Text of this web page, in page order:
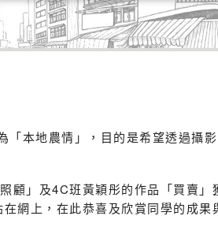
本地農情」，目的是希望透過攝
顧」及4C班黃穎彤的作品「買賣
網上，在此恭喜及欣賞同學的成果